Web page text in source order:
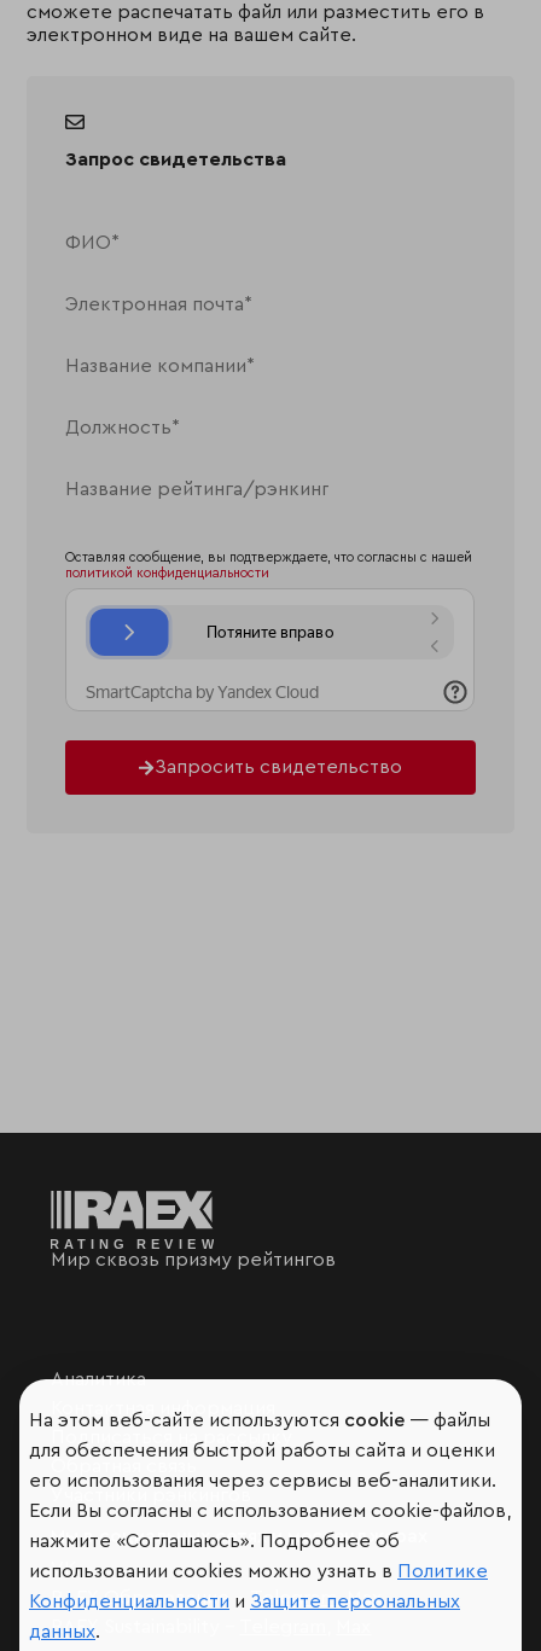
сможете распечатать файл или разместить его в
электронном виде на вашем сайте.
Запрос свидетельства
Оставляя сообщение, вы подтверждаете, что согласны с нашей
политикой конфиденциальности
Запросить свидетельство
Мир сквозь призму рейтингов
Аналитика
Контактная информация
Подписаться на рассылку
Участники рэнкингов
Мы в социальных сетях и мессенджерах
VK
RAEX Образование – Telegram,Max
RAEX Sustainability –
На этом веб-сайте используются cookie — файлы
для обеспечения быстрой работы сайта и оценки
его использования через сервисы веб-аналитики.
Если Вы согласны с использованием cookie-файлов,
нажмите «Соглашаюсь». Подробнее об
использовании cookies можно узнать в Политике
Конфиденциальности и Защите персональных
данных.